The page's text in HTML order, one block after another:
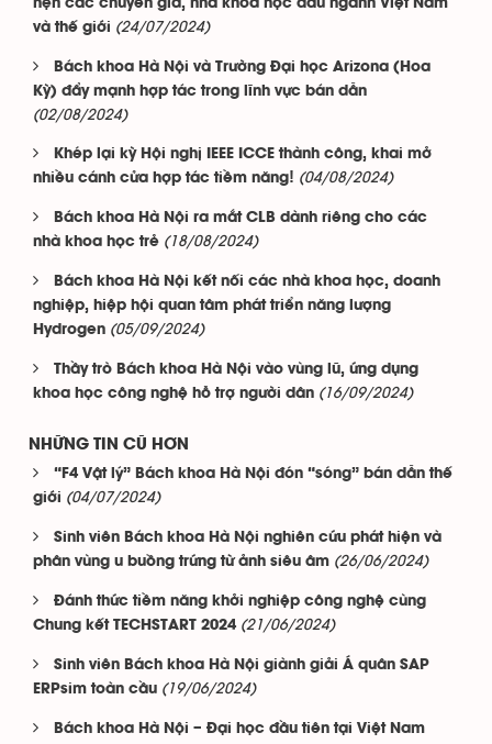
hẹn các chuyên gia, nhà khoa học đầu ngành Việt Nam
và thế giới (24/07/2024)
Bách khoa Hà Nội và Trường Đại học Arizona (Hoa
Kỳ) đẩy mạnh hợp tác trong lĩnh vực bán dẫn
(02/08/2024)
Khép lại kỳ Hội nghị IEEE ICCE thành công, khai mở
nhiều cánh cửa hợp tác tiềm năng! (04/08/2024)
Bách khoa Hà Nội ra mắt CLB dành riêng cho các
nhà khoa học trẻ (18/08/2024)
Bách khoa Hà Nội kết nối các nhà khoa học, doanh
nghiệp, hiệp hội quan tâm phát triển năng lượng
Hydrogen (05/09/2024)
Thầy trò Bách khoa Hà Nội vào vùng lũ, ứng dụng
khoa học công nghệ hỗ trợ người dân (16/09/2024)
NHỮNG TIN CŨ HƠN
“F4 Vật lý” Bách khoa Hà Nội đón “sóng” bán dẫn thế
giới (04/07/2024)
Sinh viên Bách khoa Hà Nội nghiên cứu phát hiện và
phân vùng u buồng trứng từ ảnh siêu âm (26/06/2024)
Đánh thức tiềm năng khởi nghiệp công nghệ cùng
Chung kết TECHSTART 2024 (21/06/2024)
Sinh viên Bách khoa Hà Nội giành giải Á quân SAP
ERPsim toàn cầu (19/06/2024)
Bách khoa Hà Nội – Đại học đầu tiên tại Việt Nam